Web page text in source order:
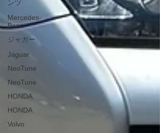
ンツ
Mercedes-
Benz
ジャガー
Jaguar
NeoTune
NeoTune
HONDA
HONDA
Volvo